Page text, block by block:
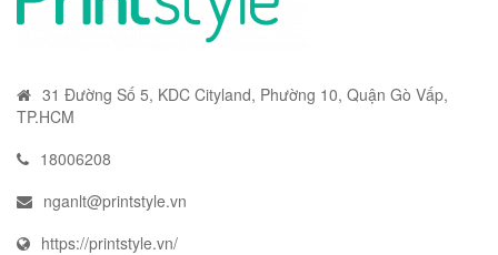
31 Đường Số 5, KDC Cityland, Phường 10, Quận Gò Vấp,
TP.HCM
18006208
nganlt@printstyle.vn
https://printstyle.vn/